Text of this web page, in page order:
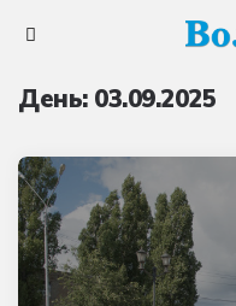
День: 03.09.2025